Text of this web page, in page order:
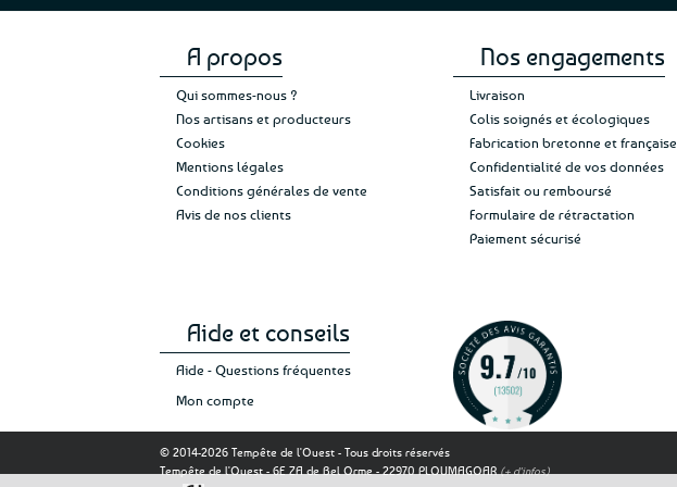
A propos
Qui sommes-nous ?
Nos artisans et producteurs
Cookies
Mentions légales
Conditions générales de vente
Avis de nos clients
Nos engagements
Livraison
Colis soignés et écologiques
Fabrication bretonne et française
Confidentialité de vos données
Satisfait ou remboursé
Formulaire de rétractation
Paiement sécurisé
Aide et conseils
Aide - Questions fréquentes
Mon compte
© 2014-2026 Tempête de l'Ouest - Tous droits réservés
Tempête de l'Ouest - 6E ZA de Bel Orme - 22970 PLOUMAGOAR (+ d'infos)